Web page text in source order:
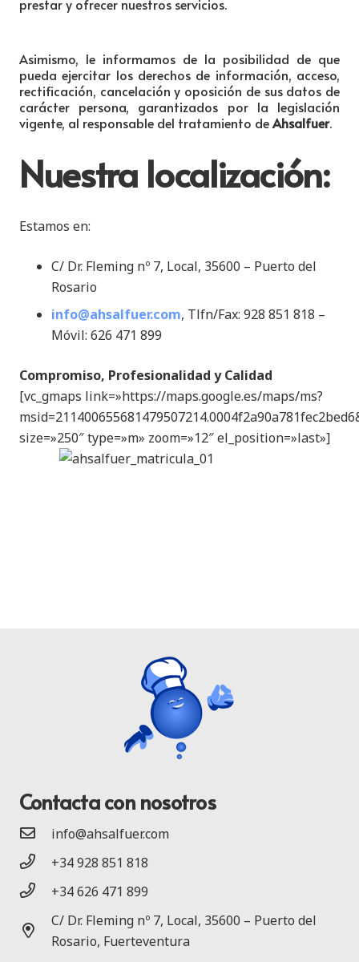
prestar y ofrecer nuestros servicios.
Asimismo, le informamos de la posibilidad de que
pueda ejercitar los derechos de información, acceso,
rectificación, cancelación y oposición de sus datos de
carácter persona, garantizados por la legislación
vigente, al responsable del tratamiento deAhsalfuer.
Nuestra localización:
Estamos en:
C/ Dr. Fleming nº 7, Local, 35600 – Puerto del
Rosario
info@ahsalfuer.com, Tlfn/Fax: 928 851 818 –
Móvil: 626 471 899
Compromiso, Profesionalidad y Calidad
[vc_gmaps link=»https://maps.google.es/maps/ms?
size=»250″ type=»m» zoom=»12″ el_position=»last»]
Contacta con nosotros
info@ahsalfuer.com
+34 928 851 818
+34 626 471 899
C/ Dr. Fleming nº 7, Local, 35600 – Puerto del
Rosario, Fuerteventura